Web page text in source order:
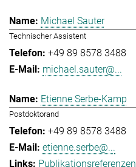
Michael Sauter
Technischer Assistent
+49 89 8578 3488
michael.sauter@...
Etienne Serbe-Kamp
Postdoktorand
+49 89 8578 3488
etienne.serbe@...
Publikationsreferenzen